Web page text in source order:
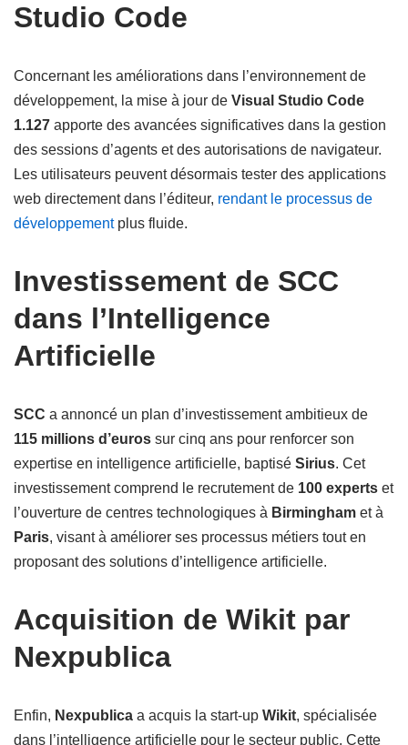
Studio Code
Concernant les améliorations dans l’environnement de
développement, la mise à jour de Visual Studio Code
1.127 apporte des avancées significatives dans la gestion
des sessions d’agents et des autorisations de navigateur.
Les utilisateurs peuvent désormais tester des applications
web directement dans l’éditeur, rendant le processus de
développementplus fluide.
Investissement de SCC
dans l’Intelligence
Artificielle
SCC a annoncé un plan d’investissement ambitieux de
115 millions d’euros sur cinq ans pour renforcer son
expertise en intelligence artificielle, baptisé Sirius. Cet
investissement comprend le recrutement de 100 experts et
l’ouverture de centres technologiques à Birmingham et à
Paris, visant à améliorer ses processus métiers tout en
proposant des solutions d’intelligence artificielle.
Acquisition de Wikit par
Nexpublica
Enfin, Nexpublica a acquis la start-up Wikit, spécialisée
dans l’intelligence artificielle pour le secteur public. Cette